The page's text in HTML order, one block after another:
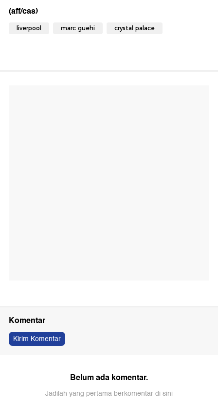
(aff/cas)
liverpool marc guehi crystal palace
Komentar
Kirim Komentar
Belum ada komentar.
Jadilah yang pertama berkomentar di sini